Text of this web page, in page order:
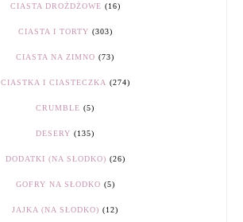
CIASTA DROŻDŻOWE (16)
CIASTA I TORTY (303)
CIASTA NA ZIMNO (73)
CIASTKA I CIASTECZKA (274)
CRUMBLE (5)
DESERY (135)
DODATKI (NA SŁODKO) (26)
GOFRY NA SŁODKO (5)
JAJKA (NA SŁODKO) (12)